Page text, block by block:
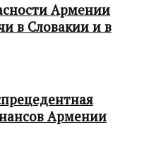
Армении
в Словакии и в
Армении